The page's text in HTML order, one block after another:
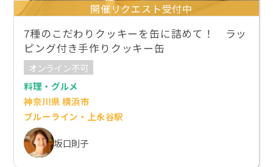
開催リクエスト受付中
7種のこだわりクッキーを缶に詰めて！ ラッ
ピング付き手作りクッキー缶
オンライン不可
料理・グルメ
神奈川県 横浜市
ブルーライン・上永谷駅
坂口則子